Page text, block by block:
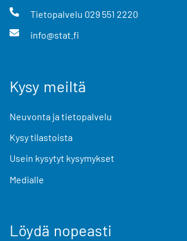
Tietopalvelu 029 551 2220
info@stat.fi
Kysy meiltä
Neuvonta ja tietopalvelu
Kysy tilastoista
Usein kysytyt kysymykset
Medialle
Löydä nopeasti